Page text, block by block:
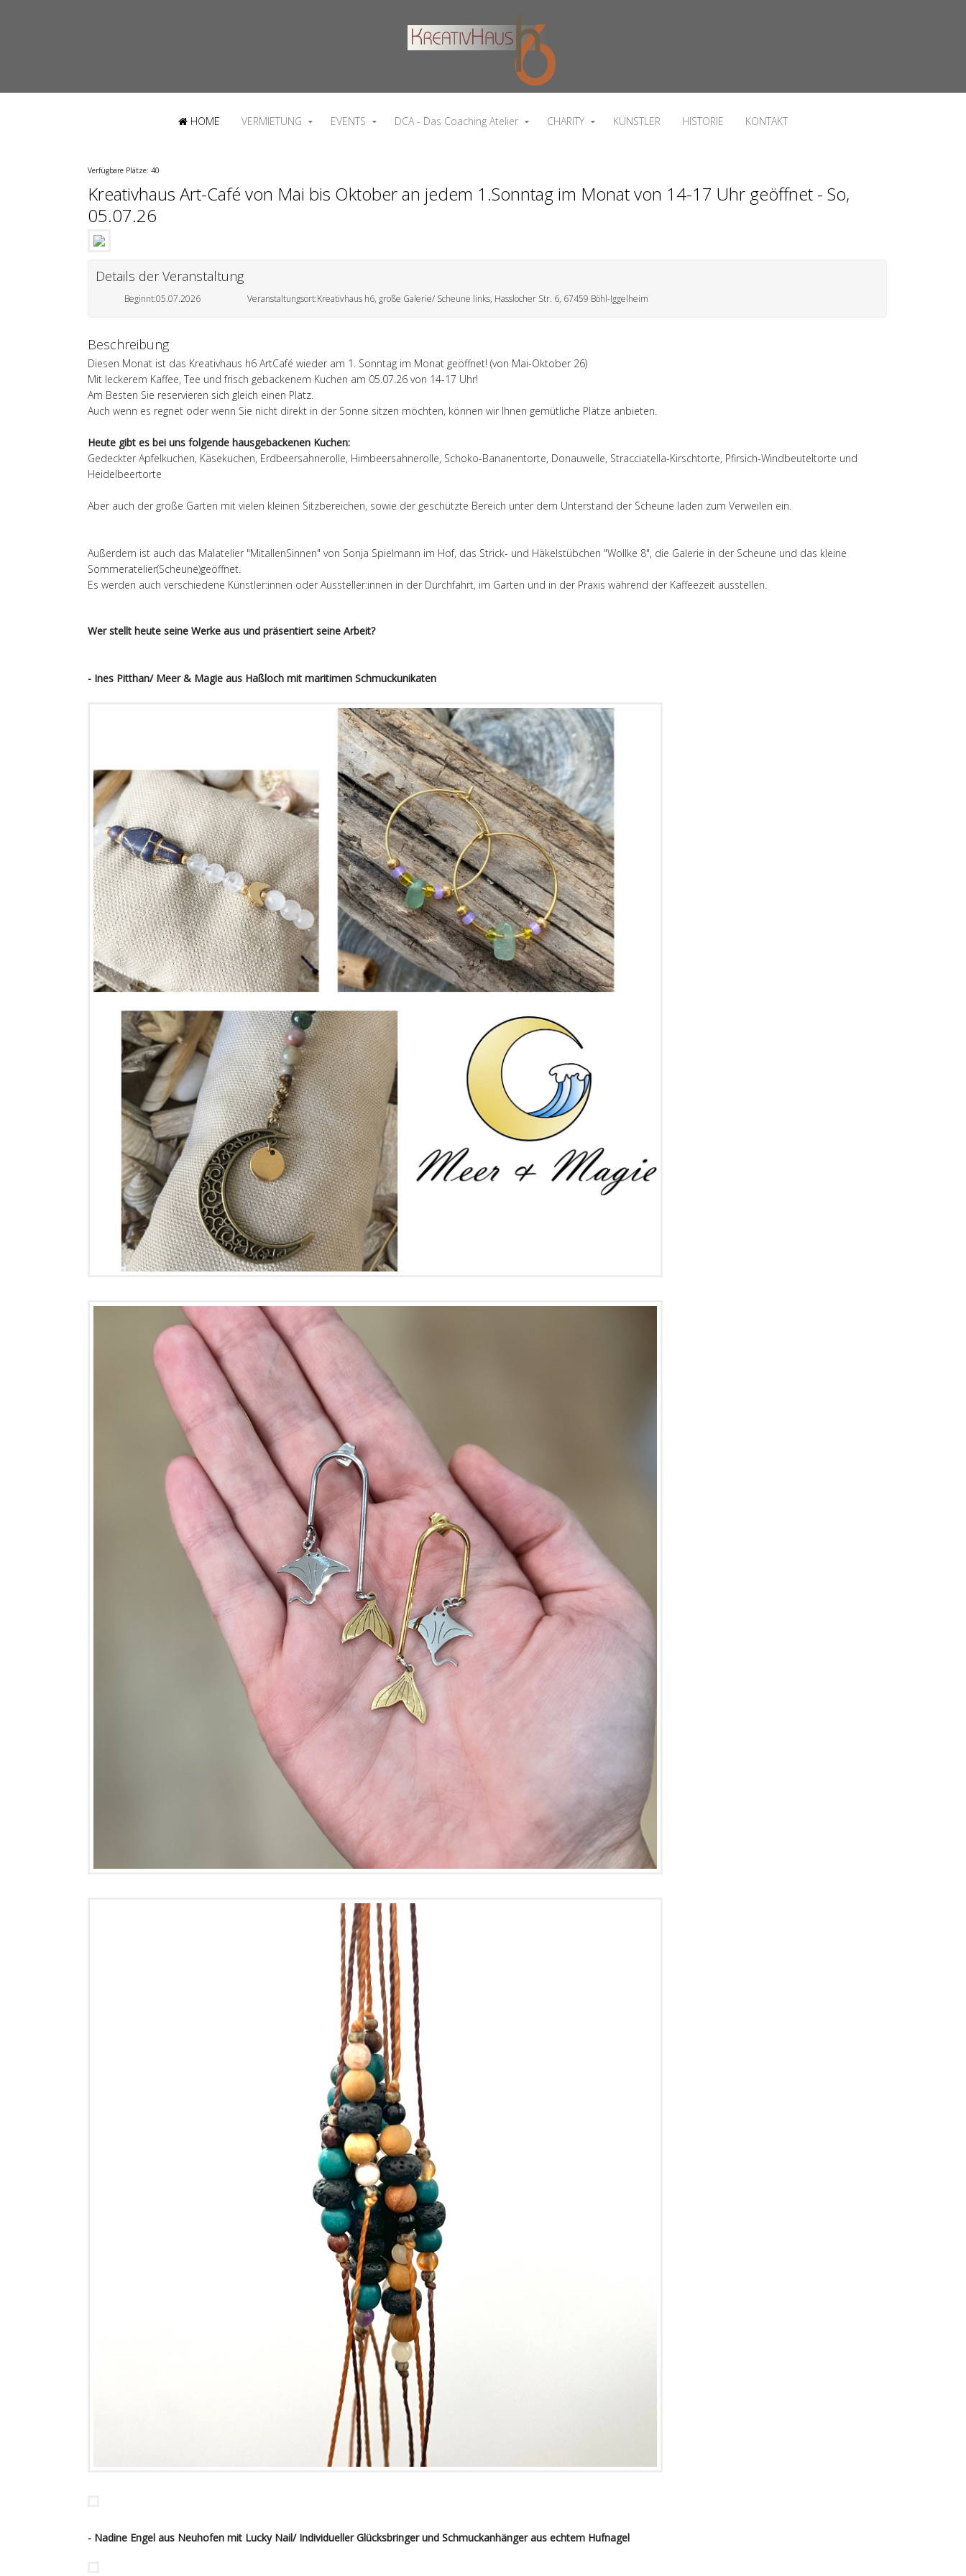
HOME VERMIETUNG EVENTS DCA - Das Coaching Atelier CHARITY KÜNSTLER HISTORIE KONTAKT
Verfügbare Plätze: 40
Kreativhaus Art-Café von Mai bis Oktober an jedem 1.Sonntag im Monat von 14-17 Uhr geöffnet - So,
05.07.26
Details der Veranstaltung
Beginnt:05.07.2026 Veranstaltungsort:Kreativhaus h6, große Galerie/ Scheune links, Hasslocher Str. 6, 67459 Böhl-Iggelheim
Beschreibung
Diesen Monat ist das Kreativhaus h6 ArtCafé wieder am 1. Sonntag im Monat geöffnet! (von Mai-Oktober 26)
Mit leckerem Kaffee, Tee und frisch gebackenem Kuchen am 05.07.26 von 14-17 Uhr!
Am Besten Sie reservieren sich gleich einen Platz.
Auch wenn es regnet oder wenn Sie nicht direkt in der Sonne sitzen möchten, können wir Ihnen gemütliche Plätze anbieten.
Heute gibt es bei uns folgende hausgebackenen Kuchen:
Gedeckter Apfelkuchen, Käsekuchen, Erdbeersahnerolle, Himbeersahnerolle, Schoko-Bananentorte, Donauwelle, Stracciatella-Kirschtorte, Pfirsich-Windbeuteltorte und
Heidelbeertorte
Aber auch der große Garten mit vielen kleinen Sitzbereichen, sowie der geschützte Bereich unter dem Unterstand der Scheune laden zum Verweilen ein.
Außerdem ist auch das Malatelier "MitallenSinnen" von Sonja Spielmann im Hof, das Strick- und Häkelstübchen "Wollke 8", die Galerie in der Scheune und das kleine
Sommeratelier(Scheune)geöffnet.
Es werden auch verschiedene Künstler:innen oder Aussteller:innen in der Durchfahrt, im Garten und in der Praxis während der Kaffeezeit ausstellen.
Wer stellt heute seine Werke aus und präsentiert seine Arbeit?
- Ines Pitthan/ Meer & Magie aus Haßloch mit maritimen Schmuckunikaten
- Nadine Engel aus Neuhofen mit Lucky Nail/ Individueller Glücksbringer und Schmuckanhänger aus echtem Hufnagel